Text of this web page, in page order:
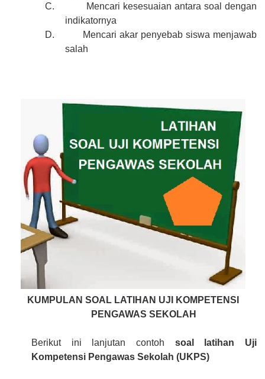
C.
Mencari kesesuaian antara soal dengan
indikatornya
D.
Mencari akar penyebab siswa menjawab
salah
KUMPULAN SOAL LATIHAN UJI KOMPETENSI
PENGAWAS SEKOLAH
Berikut ini lanjutan contoh soal latihan Uji
Kompetensi Pengawas Sekolah (UKPS)